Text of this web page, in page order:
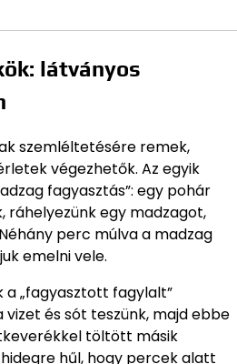
látványos
szemléltetésére remek,
végezhetők. Az egyik
fagyasztás”: egy pohár
ráhelyezünk egy madzagot,
perc múlva a madzag
emelni vele.
a „fagyasztott fagylalt”
vizet és sót teszünk, majd ebbe
töltött másik
hűl, hogy percek alatt